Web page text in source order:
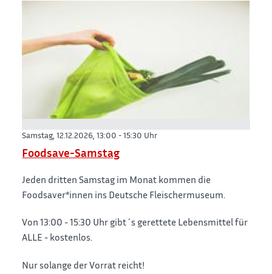
Samstag, 12.12.2026,13:00 - 15:30 Uhr
Foodsave-Samstag
Jeden dritten Samstag im Monat kommen die
Foodsaver*innen ins Deutsche Fleischermuseum.
Von 13:00 - 15:30 Uhr gibt´s gerettete Lebensmittel für
ALLE - kostenlos.
Nur solange der Vorrat reicht!